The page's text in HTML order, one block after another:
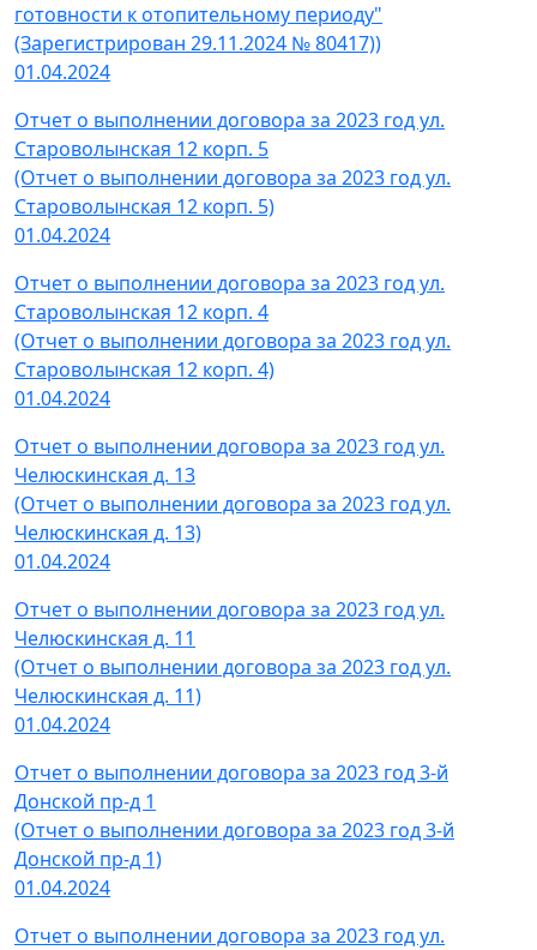
готовности к отопительному периоду"
(Зарегистрирован 29.11.2024 № 80417))
01.04.2024
Отчет о выполнении договора за 2023 год ул.
Староволынская 12 корп. 5
(Отчет о выполнении договора за 2023 год ул.
Староволынская 12 корп. 5)
01.04.2024
Отчет о выполнении договора за 2023 год ул.
Староволынская 12 корп. 4
(Отчет о выполнении договора за 2023 год ул.
Староволынская 12 корп. 4)
01.04.2024
Отчет о выполнении договора за 2023 год ул.
Челюскинская д. 13
(Отчет о выполнении договора за 2023 год ул.
Челюскинская д. 13)
01.04.2024
Отчет о выполнении договора за 2023 год ул.
Челюскинская д. 11
(Отчет о выполнении договора за 2023 год ул.
Челюскинская д. 11)
01.04.2024
Отчет о выполнении договора за 2023 год 3-й
Донской пр-д 1
(Отчет о выполнении договора за 2023 год 3-й
Донской пр-д 1)
01.04.2024
Отчет о выполнении договора за 2023 год ул.